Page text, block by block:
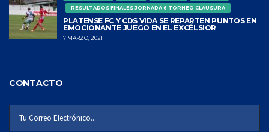
RESULTADOS FINALES JORNADA 6 TORNEO CLAUSURA
PLATENSE FC Y CDS VIDA SE REPARTEN PUNTOS EN
EMOCIONANTE JUEGO EN EL EXCÉLSIOR
7 MARZO, 2021
CONTACTO